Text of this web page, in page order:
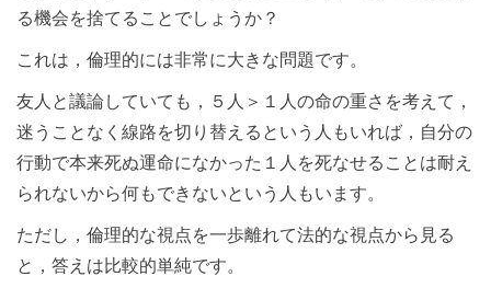
る機会を捨てることでしょうか？
これは，倫理的には非常に大きな問題です。
友人と議論していても，５人＞１人の命の重さを考えて，
迷うことなく線路を切り替えるという人もいれば，自分の
行動で本来死ぬ運命になかった１人を死なせることは耐え
られないから何もできないという人もいます。
ただし，倫理的な視点を一歩離れて法的な視点から見る
と，答えは比較的単純です。